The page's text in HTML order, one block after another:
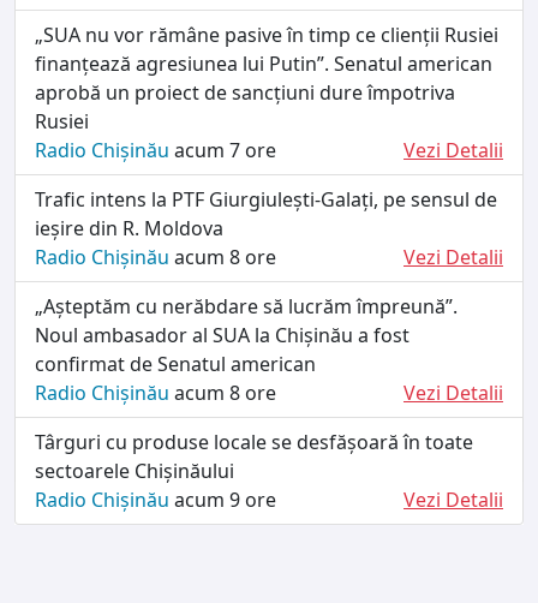
„SUA nu vor rămâne pasive în timp ce clienții Rusiei
finanțează agresiunea lui Putin”. Senatul american
aprobă un proiect de sancțiuni dure împotriva
Rusiei
Radio Chișinău acum 7 ore
Vezi Detalii
Trafic intens la PTF Giurgiulești-Galați, pe sensul de
ieșire din R. Moldova
Radio Chișinău acum 8 ore
Vezi Detalii
„Așteptăm cu nerăbdare să lucrăm împreună”.
Noul ambasador al SUA la Chișinău a fost
confirmat de Senatul american
Radio Chișinău acum 8 ore
Vezi Detalii
Târguri cu produse locale se desfășoară în toate
sectoarele Chișinăului
Radio Chișinău acum 9 ore Vezi Detalii